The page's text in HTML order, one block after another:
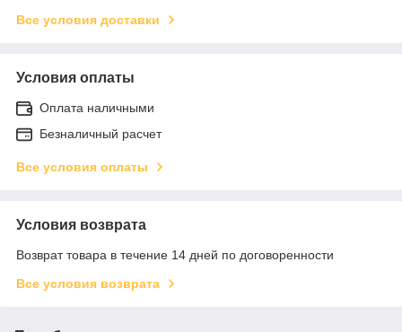
Все условия доставки
Условия оплаты
Оплата наличными
Безналичный расчет
Все условия оплаты
Условия возврата
Возврат товара в течение 14 дней по договоренности
Все условия возврата